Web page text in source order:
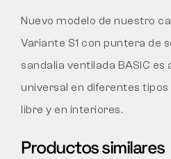
Nuevo modelo de nuestro
Variante S1 con puntera de
sandalia ventilada BASIC es
universal en diferentes
libre y en interiores.
Productos similares